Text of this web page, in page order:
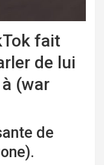
fait
de lui
(war
de